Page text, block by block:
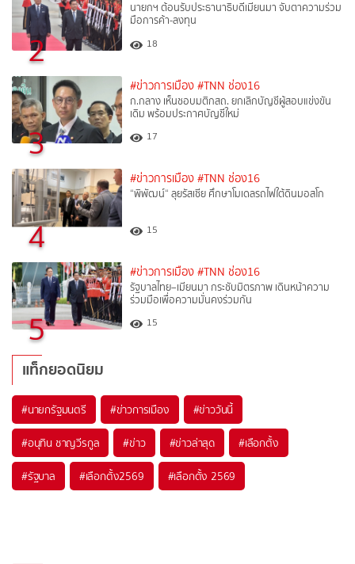
2
นายกฯ ต้อนรับประธานาธิบดีเมียนมา จับตาความร่วม
มือการค้า-ลงทุน
18
3
#ข่าวการเมือง #TNN ช่อง16
ก.กลาง เห็นชอบมติกสถ. ยกเลิกบัญชีผู้สอบแข่งขัน
เดิม พร้อมประกาศบัญชีใหม่
17
4
#ข่าวการเมือง #TNN ช่อง16
“พิพัฒน์“ ลุยรัสเซีย ศึกษาโมเดลรถไฟใต้ดินมอสโก
15
5
#ข่าวการเมือง #TNN ช่อง16
รัฐบาลไทย–เมียนมา กระชับมิตรภาพ เดินหน้าความ
ร่วมมือเพื่อความมั่นคงร่วมกัน
15
แท็กยอดนิยม
#นายกรัฐมนตรี #ข่าวการเมือง #ข่าววันนี้
#อนุทิน ชาญวีรกูล #ข่าว #ข่าวล่าสุด #เลือกตั้ง
#รัฐบาล #เลือกตั้ง2569 #เลือกตั้ง 2569